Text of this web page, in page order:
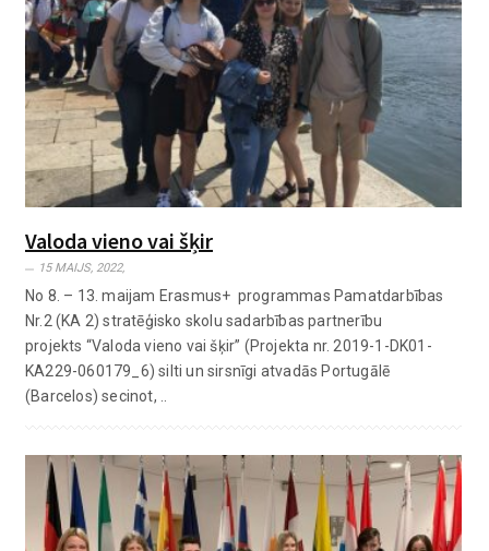
Valoda vieno vai šķir
15 MAIJS, 2022,
No 8. – 13. maijam Erasmus+ programmas Pamatdarbības
Nr.2 (KA 2) stratēģisko skolu sadarbības partnerību
projekts “Valoda vieno vai šķir” (Projekta nr. 2019-1-DK01-
KA229-060179_6) silti un sirsnīgi atvadās Portugālē
(Barcelos) secinot, ..